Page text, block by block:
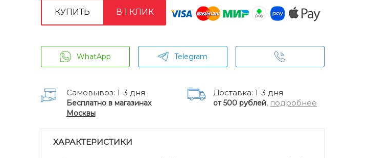
КУПИТЬ В 1 КЛИК
WhatApp Telegram
Самовывоз: 1-3 дня
Бесплатно в магазинах
Москвы
Доставка: 1-3 дня
от 500 рублей, подробнее
ХАРАКТЕРИСТИКИ